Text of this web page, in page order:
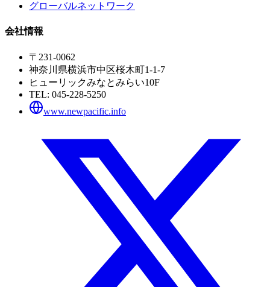
グローバルネットワーク
会社情報
〒231-0062
神奈川県横浜市中区桜木町1-1-7
ヒューリックみなとみらい10F
TEL: 045-228-5250
www.newpacific.info